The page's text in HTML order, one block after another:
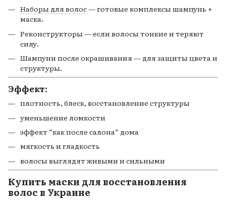
Наборы для волос— готовые комплексы шампунь +
маска.
Реконструкторы — если волосы тонкие и теряют
силу.
Шампуни после окрашивания — для защиты цвета и
структуры.
Эффект:
плотность, блеск, восстановление структуры
уменьшение ломкости
эффект “как после салона” дома
мягкость и гладкость
волосы выглядят живыми и сильными
Купить маски для восстановления
волос в Украине